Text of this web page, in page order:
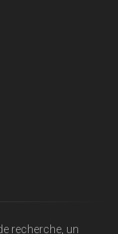
recherche, un